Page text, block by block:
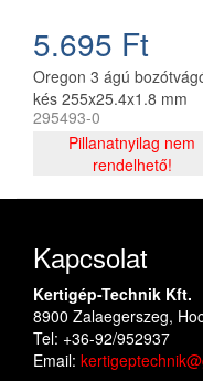
5.695 Ft
Oregon 3 ágú
kés 255x25.4x1.8 mm
(295493-0)
295493-0
Pillanatnyilag nem
rendelhető!
Kapcsolat
Kertigép-Technik Kft.
8900 Zalaegerszeg,
Tel: +36-92/952937
Email: